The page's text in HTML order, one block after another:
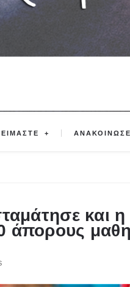
και
άπορους